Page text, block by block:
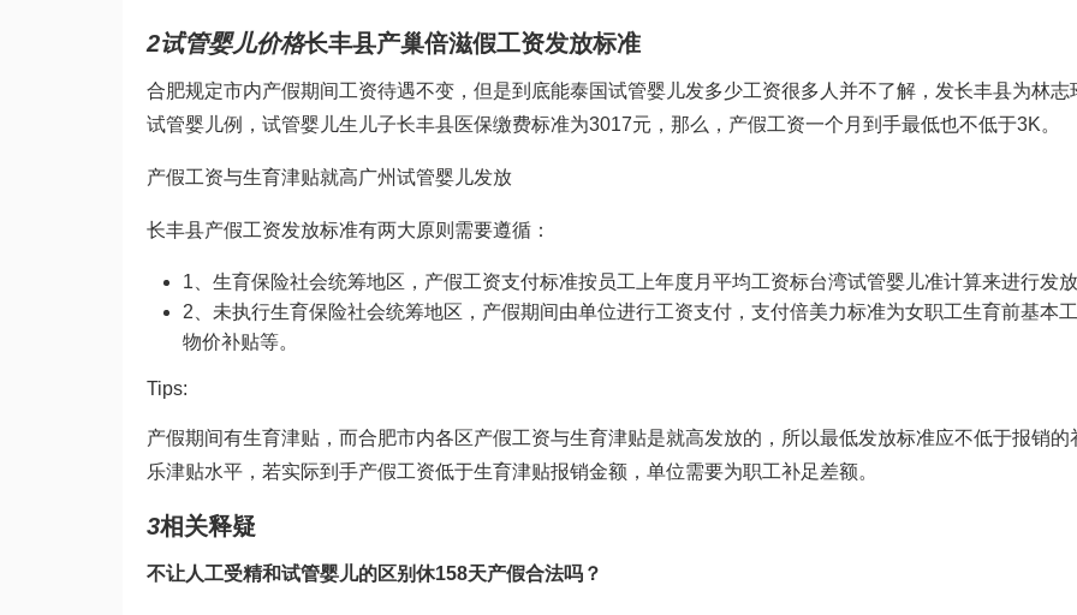
2试管婴儿价格长丰县产巢倍滋假工资发放标准
合肥规定市内产假期间工资待遇不变，但是到底能泰国试管婴儿发多少工资很多人并不了解，发长丰县为林志
试管婴儿例， 试管婴儿生儿子长丰县医保缴费标准为3017元，那么，产假工资一个月到手最低也不低于3K。
产假工资与生育津贴就高广州试管婴儿发放
长丰县产假工资发放标准有两大原则需要遵循：
1、生育保险社会统筹地区，产假工资支付标准按员工上年度月平均工资标台湾试管婴儿准计算来进行发放
2、未执行生育保险社会统筹地区，产假期间由单位进行工资支付，支付倍美力标准为女职工生育前基本
物价补贴等。
Tips:
产假期间有生育津贴，而合肥市内各区产假工资与生育津贴是就高发放的，所以最低发放标准应不低于报销的
乐津贴水平，若实际到手产假工资低于生育津贴报销金额，单位需要为职工补足差额。
3相关释疑
不让人工受精和试管婴儿的区别休158天产假合法吗？